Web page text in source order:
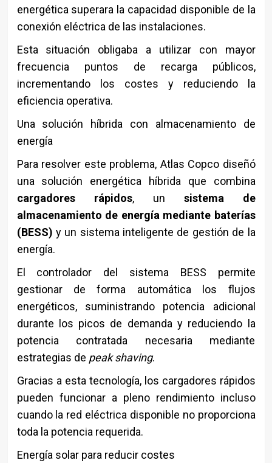
energética superara la capacidad disponible de la
conexión eléctrica de las instalaciones.
Esta situación obligaba a utilizar con mayor
frecuencia puntos de recarga públicos,
incrementando los costes y reduciendo la
eficiencia operativa.
Una solución híbrida con almacenamiento de
energía
Para resolver este problema, Atlas Copco diseñó
una solución energética híbrida que combina
cargadores rápidos, un sistema de
almacenamiento de energía mediante baterías
(BESS) y un sistema inteligente de gestión de la
energía.
El controlador del sistema BESS permite
gestionar de forma automática los flujos
energéticos, suministrando potencia adicional
durante los picos de demanda y reduciendo la
potencia contratada necesaria mediante
estrategias de peak shaving.
Gracias a esta tecnología, los cargadores rápidos
pueden funcionar a pleno rendimiento incluso
cuando la red eléctrica disponible no proporciona
toda la potencia requerida.
Energía solar para reducir costes